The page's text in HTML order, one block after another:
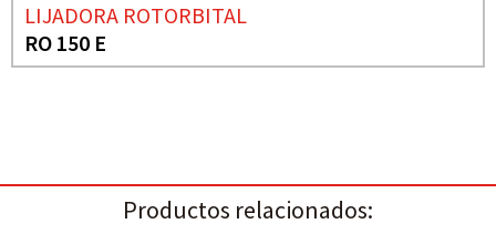
LIJADORA ROTORBITAL
RO 150 E
Productos relacionados: